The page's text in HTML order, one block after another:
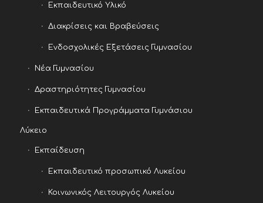
Εκπαιδευτικό Υλικό
Διακρίσεις και Βραβεύσεις
Ενδοσχολικές Εξετάσεις Γυμνασίου
Νέα Γυμνασίου
Δραστηριότητες Γυμνασίου
Εκπαιδευτικά Προγράμματα Γυμνάσιου
Λύκειο
Εκπαίδευση
Εκπαιδευτικό προσωπικό Λυκείου
Κοινωνικός Λειτουργός Λυκείου